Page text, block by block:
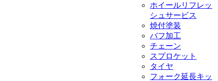
ホイールリフレッ
シュサービス
焼付塗装
バフ加工
チェーン
スプロケット
タイヤ
フォーク延長キッ